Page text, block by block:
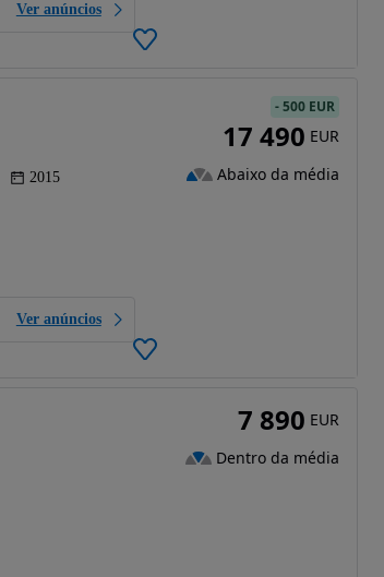
Ver anúncios
2015
Ver anúncios
-500 EUR
17 490 EUR
Abaixo da média
7 890 EUR
Dentro da média